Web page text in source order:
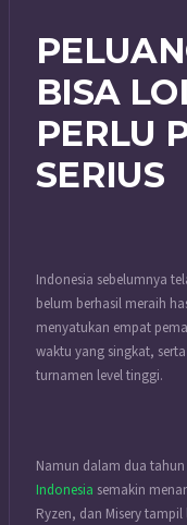
BISA
PERLU
SERIUS
Indonesia sebelumnya
belum berhasil meraih
menyatukan empat
waktu yang singkat,
turnamen level tinggi.
Namun dalam dua
Indonesia semakin
Ryzen, dan Misery tampil